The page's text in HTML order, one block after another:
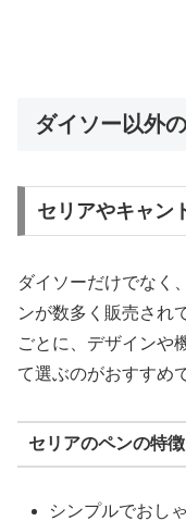
ダイソー以外
セリアやキャン
ダイソーだけでなく
ンが数多く販売され
ごとに、デザインや
て選ぶのがおすすめ
セリアのペンの特徴
シンプルでおし